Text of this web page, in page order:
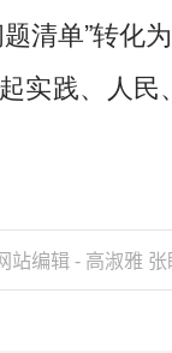
清单”转化为
实践、人民
站编辑 - 高淑雅